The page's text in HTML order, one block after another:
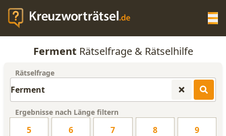
KREUZWORTRÄTSEL-HILFE
Ferment Rätselfrage & Rätselhilfe
Rätselfrage
Ergebnisse nach Länge filtern
5 6 7 8 9